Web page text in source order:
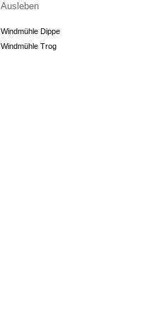
Ausleben
Windmühle Dippe
Windmühle Trog